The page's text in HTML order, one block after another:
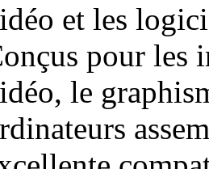
et les
pour les
le